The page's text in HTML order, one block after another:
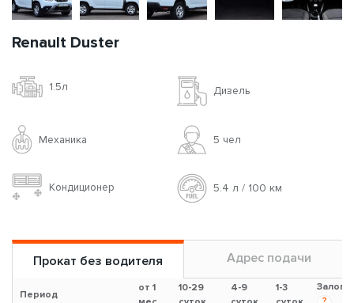
Renault Duster
1.5л Дизель
Механика 5 чел
Кондиционер 5.4 л / 100 км
Прокат без водителя Адрес подачи
Период
от 1
10-29
4-9
1-3
Залог